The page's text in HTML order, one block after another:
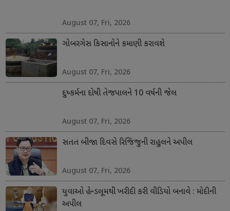
August 07, Fri, 2026
ગોબરગેસ કિસાનોને કમાણી કરાવશે
August 07, Fri, 2026
દુષ્કર્મના દોષી તેજપાલને 10 વર્ષની જેલ
August 07, Fri, 2026
સતત બીજા દિવસે રિજિજુની રાહુલને અપીલ
August 07, Fri, 2026
યુવાઓ હેન્ડલૂમથી ખરીદી કરી વીડિયો બનાવે : મોદીની
અપીલ